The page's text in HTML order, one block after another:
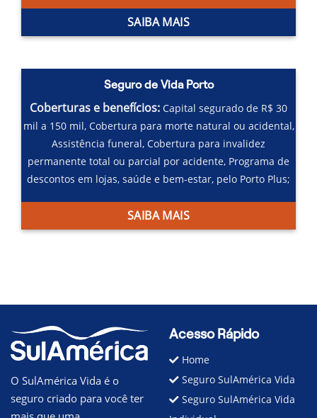
SAIBA MAIS
Seguro de Vida Porto
Coberturas e benefícios: Capital segurado de R$ 30
mil a 150 mil, Cobertura para morte natural ou acidental,
Assistência funeral,Cobertura para invalidez
permanente total ou parcial por acidente, Programa de
descontos em lojas, saúde e bem-estar, pelo Porto Plus;
SAIBA MAIS
O SulAmérica Vida é o
seguro criado para você ter
Acesso Rápido
Home
Seguro SulAmérica Vida
Seguro SulAmérica Vida